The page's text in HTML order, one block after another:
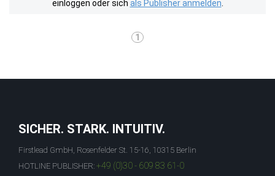
einloggen oder sich als Publisher anmelden
1
SICHER. STARK. INTUITIV.
Firstlead GmbH, Rosenfelder St. 15-16, 10315 Berlin
HOTLINE PUBLISHER: +49 (0)30 - 609 83 61-0